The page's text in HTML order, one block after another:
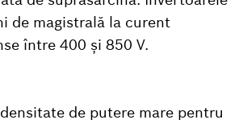
de magistrală la curent
între 400 și 850 V.
de putere mare pentru